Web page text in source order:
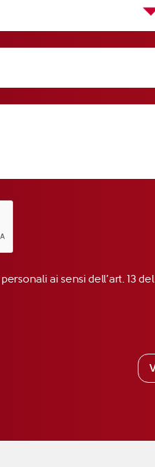
ai sensi dell’art. 13